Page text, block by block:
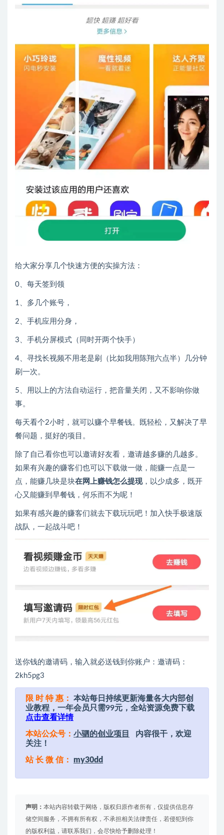
给大家分享几个快速方便的实操方法：
0、每天签到领
1、多几个账号，
2、手机应用分身，
3、手机分屏模式（同时开两个快手）
4、寻找长视频不用老是刷（比如我用陈翔六点半）几分钟
刷一次。
5、用以上的方法自动运行，把音量关闭，又不影响你做
事。
每天看个2小时，就可以赚个早餐钱。既轻松，又解决了早
餐问题，挺好的项目。
除了自己看你也可以邀请好友看，邀请越多赚的几越多。
如果有兴趣的赚客们也可以下载做一做，能赚一点是一
点，能赚几块是块在网上赚钱怎么提现，以少成多，既开
心又能赚到早餐钱，何乐而不为呢！
如果有感兴趣的赚客们就去下载玩玩吧！加入快手极速版
战队，一起战斗吧！
送你钱的邀请码，输入就必送钱到你账户：邀请码：
2kh5pg3
限 时 特 惠：
本站每日持续更新海量各大内部创
业教程，一年会员只需99元，全站资源免费下载
点击查看详情
本站公众号： 小驷的创业项目
内容很干，欢迎
关注！
站 长 微 信： my30dd
声明： 本站内容转载于网络，版权归原作者所有，仅提供信息存
储空间服务，不拥有所有权，不承担相关法律责任，若侵犯到你
的版权利益，请联系我们，会尽快给予删除处理！